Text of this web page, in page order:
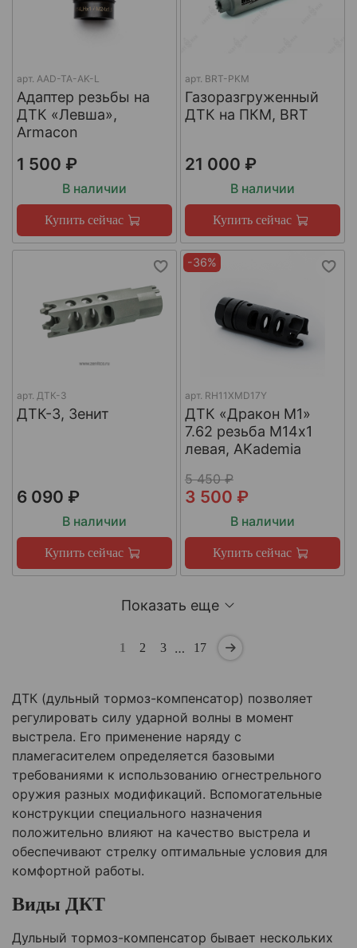
арт. AAD-TA-AK-L
Адаптер резьбы на
ДТК «Левша»,
Armacon
1 500 ₽
В наличии
Купить сейчас
арт. BRT-PKM
Газоразгруженный
ДТК на ПКМ, BRT
21 000 ₽
В наличии
Купить сейчас
арт. ДТК-3
ДТК-3, Зенит
6 090 ₽
В наличии
Купить сейчас
-36%
арт. RH11XMD17Y
ДТК «Дракон М1»
7.62 резьба М14х1
левая, AKademia
5 450 ₽
3 500 ₽
В наличии
Купить сейчас
Показать еще
1 2 3 … 17
ДТК (дульный тормоз-компенсатор) позволяет
регулировать силу ударной волны в момент
выстрела. Его применение наряду с
пламегасителем определяется базовыми
требованиями к использованию огнестрельного
оружия разных модификаций. Вспомогательные
конструкции специального назначения
положительно влияют на качество выстрела и
обеспечивают стрелку оптимальные условия для
комфортной работы.
Виды ДКТ
Дульный тормоз-компенсатор бывает нескольких